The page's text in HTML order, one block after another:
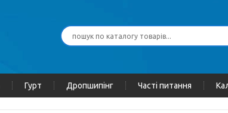
Гурт Дропшипінг Часті питання